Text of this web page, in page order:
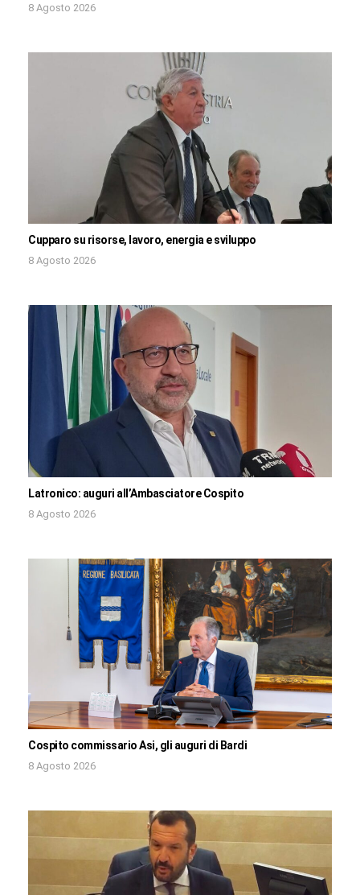
8 Agosto 2026
Cupparo su risorse, lavoro, energia e sviluppo
8 Agosto 2026
Latronico: auguri all’Ambasciatore Cospito
8 Agosto 2026
Cospito commissario Asi, gli auguri di Bardi
8 Agosto 2026